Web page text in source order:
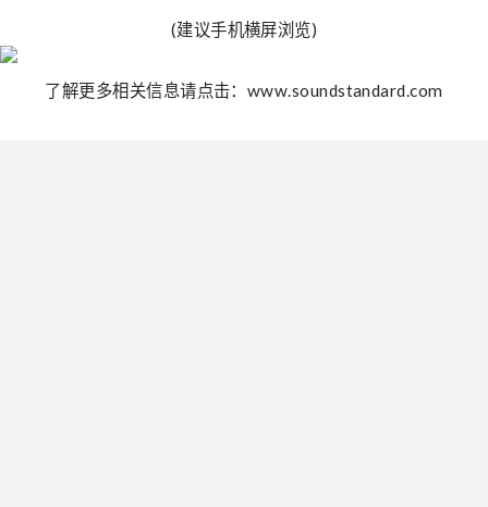
(建议手机横屏浏览)
了解更多相关信息请点击：www.soundstandard.com